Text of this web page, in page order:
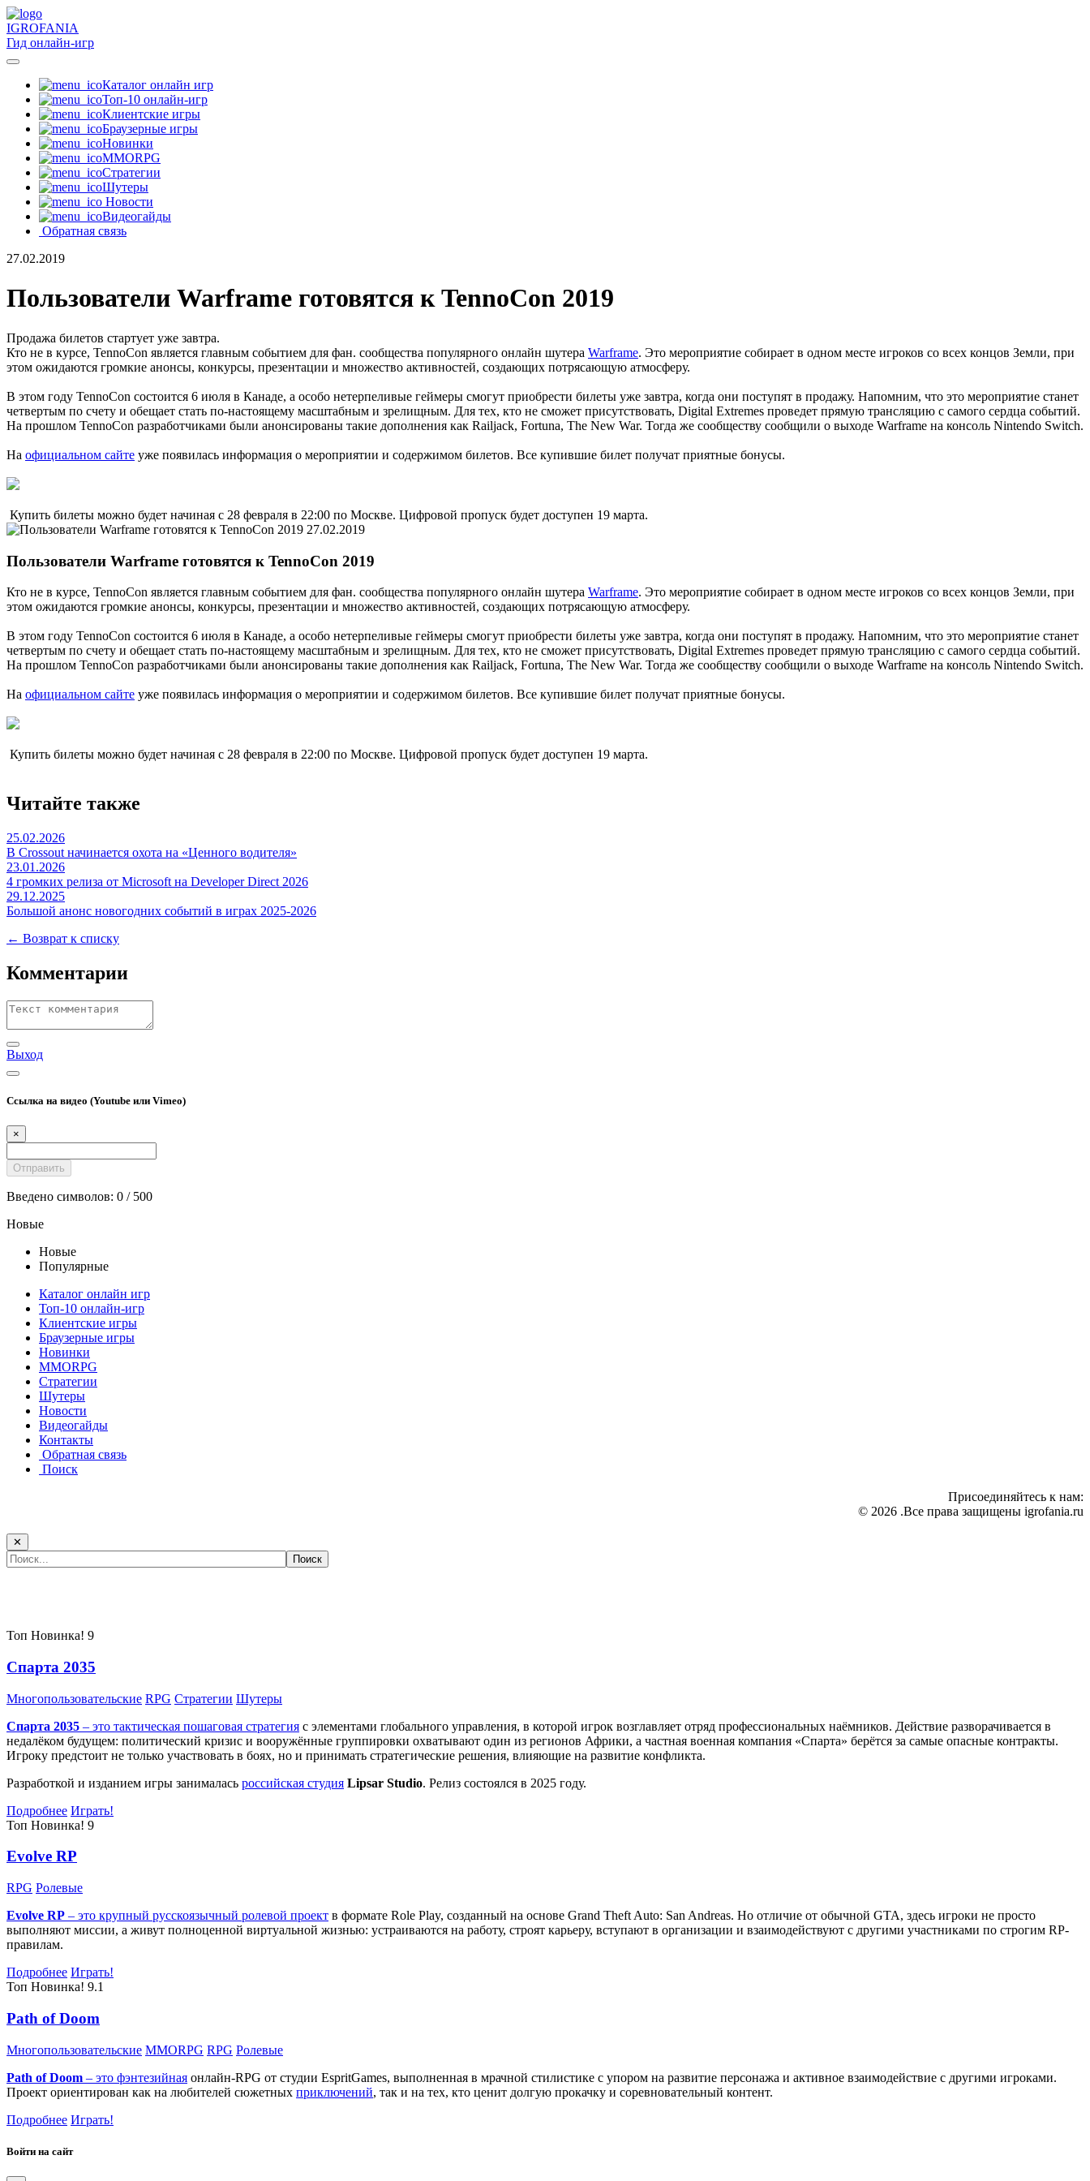
IGROFANIA
Гид онлайн-игр
Каталог онлайн игр
Топ-10 онлайн-игр
Клиентские игры
Браузерные игры
Новинки
MMORPG
Стратегии
Шутеры
Новости
Видеогайды
Обратная связь
27.02.2019
Пользователи Warframe готовятся к TennoCon 2019
Продажа билетов стартует уже завтра.
Кто не в курсе, TennoCon является главным событием для фан. сообщества популярного онлайн шутера Warframe. Это мероприятие собирает в одном месте игроков со всех концов Земли, при
этом ожидаются громкие анонсы, конкурсы, презентации и множество активностей, создающих потрясающую атмосферу.
В этом году TennoCon состоится 6 июля в Канаде, а особо нетерпеливые геймеры смогут приобрести билеты уже завтра, когда они поступят в продажу. Напомним, что это мероприятие станет
четвертым по счету и обещает стать по-настоящему масштабным и зрелищным. Для тех, кто не сможет присутствовать, Digital Extremes проведет прямую трансляцию с самого сердца событий.
На прошлом TennoCon разработчиками были анонсированы такие дополнения как Railjack, Fortuna, The New War. Тогда же сообществу сообщили о выходе Warframe на консоль Nintendo Switch.
На официальном сайте уже появилась информация о мероприятии и содержимом билетов. Все купившие билет получат приятные бонусы.
Купить билеты можно будет начиная с 28 февраля в 22:00 по Москве. Цифровой пропуск будет доступен 19 марта.
27.02.2019
Пользователи Warframe готовятся к TennoCon 2019
Кто не в курсе, TennoCon является главным событием для фан. сообщества популярного онлайн шутера Warframe. Это мероприятие собирает в одном месте игроков со всех концов Земли, при
этом ожидаются громкие анонсы, конкурсы, презентации и множество активностей, создающих потрясающую атмосферу.
В этом году TennoCon состоится 6 июля в Канаде, а особо нетерпеливые геймеры смогут приобрести билеты уже завтра, когда они поступят в продажу. Напомним, что это мероприятие станет
четвертым по счету и обещает стать по-настоящему масштабным и зрелищным. Для тех, кто не сможет присутствовать, Digital Extremes проведет прямую трансляцию с самого сердца событий.
На прошлом TennoCon разработчиками были анонсированы такие дополнения как Railjack, Fortuna, The New War. Тогда же сообществу сообщили о выходе Warframe на консоль Nintendo Switch.
На официальном сайте уже появилась информация о мероприятии и содержимом билетов. Все купившие билет получат приятные бонусы.
Купить билеты можно будет начиная с 28 февраля в 22:00 по Москве. Цифровой пропуск будет доступен 19 марта.
Читайте также
25.02.2026
В Crossout начинается охота на «Ценного водителя»
23.01.2026
4 громких релиза от Microsoft на Developer Direct 2026
29.12.2025
Большой анонс новогодних событий в играх 2025-2026
← Возврат к списку
Комментарии
Выход
Ссылка на видео (Youtube или Vimeo)
×
Введено символов: 0 / 500
Новые
Новые
Популярные
Каталог онлайн игр
Топ-10 онлайн-игр
Клиентские игры
Браузерные игры
Новинки
MMORPG
Стратегии
Шутеры
Новости
Видеогайды
Контакты
Обратная связь
Поиск
Присоединяйтесь к нам:
© 2026 .Все права защищены igrofania.ru
✕
Топ Новинка! 9
Спарта 2035
Многопользовательские RPG Стратегии Шутеры
Спарта 2035 – это тактическая пошаговая стратегия с элементами глобального управления, в которой игрок возглавляет отряд профессиональных наёмников. Действие разворачивается в
недалёком будущем: политический кризис и вооружённые группировки охватывают один из регионов Африки, а частная военная компания «Спарта» берётся за самые опасные контракты.
Игроку предстоит не только участвовать в боях, но и принимать стратегические решения, влияющие на развитие конфликта.
Разработкой и изданием игры занималась российская студия Lipsar Studio. Релиз состоялся в 2025 году.
Подробнее Играть!
Топ Новинка! 9
Evolve RP
RPG Ролевые
Evolve RP – это крупный русскоязычный ролевой проект в формате Role Play, созданный на основе Grand Theft Auto: San Andreas. Но отличие от обычной GTA, здесь игроки не просто
выполняют миссии, а живут полноценной виртуальной жизнью: устраиваются на работу, строят карьеру, вступают в организации и взаимодействуют с другими участниками по строгим RP-
правилам.
Подробнее Играть!
Топ Новинка! 9.1
Path of Doom
Многопользовательские MMORPG RPG Ролевые
Path of Doom – это фэнтезийная онлайн-RPG от студии EspritGames, выполненная в мрачной стилистике с упором на развитие персонажа и активное взаимодействие с другими игроками.
Проект ориентирован как на любителей сюжетных приключений, так и на тех, кто ценит долгую прокачку и соревновательный контент.
Подробнее Играть!
Войти на сайт